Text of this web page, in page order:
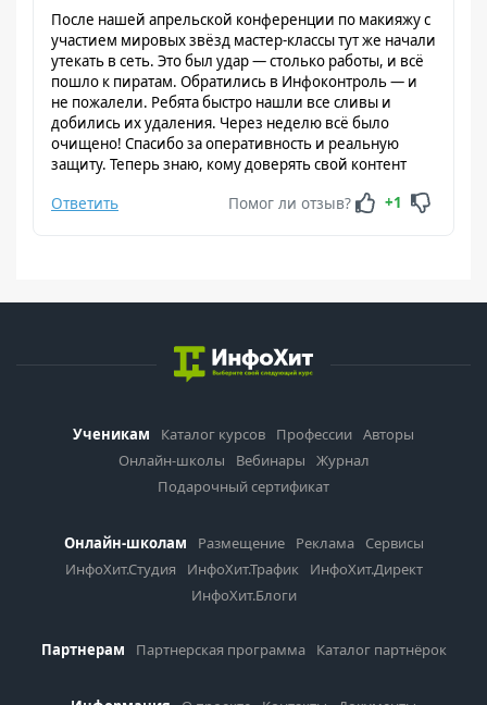
После нашей апрельской конференции по макияжу с
участием мировых звёзд мастер-классы тут же начали
утекать в сеть. Это был удар — столько работы, и всё
пошло к пиратам. Обратились в Инфоконтроль — и
не пожалели. Ребята быстро нашли все сливы и
добились их удаления. Через неделю всё было
очищено! Спасибо за оперативность и реальную
защиту. Теперь знаю, кому доверять свой контент
Ответить Помог ли отзыв? +1
Ученикам Каталог курсов Профессии Авторы
Онлайн-школы
Вебинары
Журнал
Подарочный сертификат
Онлайн-школам Размещение Реклама
Сервисы
ИнфоХит.Студия
ИнфоХит.Трафик
ИнфоХит.Директ
ИнфоХит.Блоги
Партнерам Партнерская программа Каталог партнёрок